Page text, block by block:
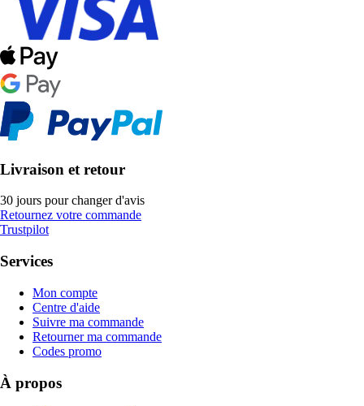
Livraison et retour
30 jours pour changer d'avis
Retournez votre commande
Trustpilot
Services
Mon compte
Centre d'aide
Suivre ma commande
Retourner ma commande
Codes promo
À propos